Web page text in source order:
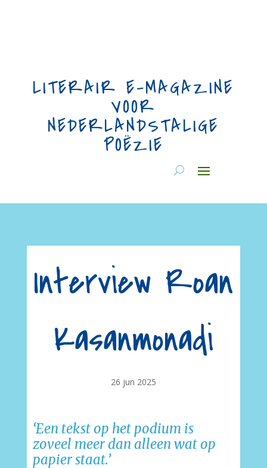
LITERAIR E-MAGAZINE
VOOR
NEDERLANDSTALIGE
POËZIE
Interview Roan
Kasanmonadi
26 jun 2025
‘Een tekst op het podium is
zoveel meer dan alleen wat op
papier staat.’